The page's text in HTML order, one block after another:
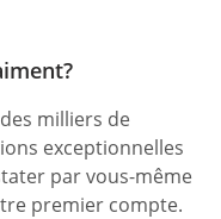
milliers de
exceptionnelles
par vous-même
premier compte.